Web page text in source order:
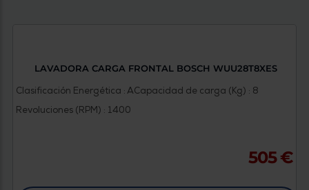
LAVADORA CARGA FRONTAL BOSCH WUU28T8XES
Clasificación Energética : ACapacidad de carga (Kg) : 8
Revoluciones (RPM) : 1400
505 €